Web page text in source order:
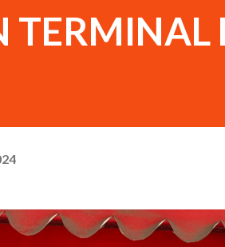
TERMINAL